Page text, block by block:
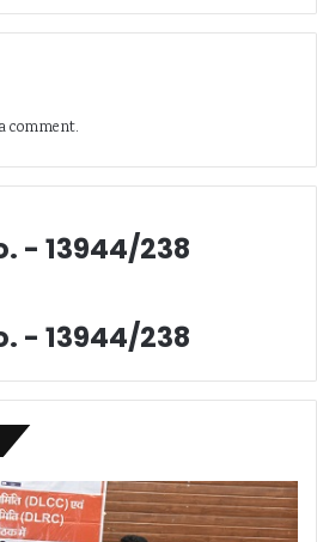
comment.
- 13944/238
- 13944/238
दुर्ग
में